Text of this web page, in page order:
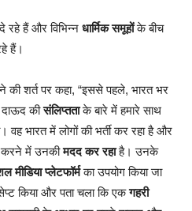
दे रहे हैं और विभिन्न धार्मिक समूहोंके बीच
हैं।
की शर्त पर कहा, “इससे पहले, भारत भर
दाऊद कीसंलिप्तताके बारे में हमारे साथ
वह भारत में लोगों की भर्ती कर रहा है और
करने में उनकीमदद कर रहाहै। उनके
मीडिया प्लेटफॉर्मका उपयोग किया जा
किया और पता चला कि एकगहरी